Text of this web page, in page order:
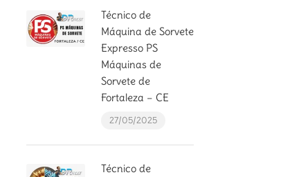
Técnico de
Máquina de Sorvete
Expresso PS
Máquinas de
Sorvete de
Fortaleza – CE
27/05/2025
Técnico de